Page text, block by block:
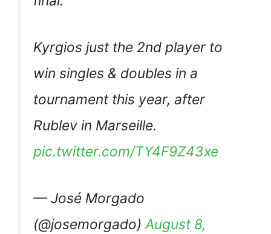
Kyrgios just the 2nd player to
win singles & doubles in a
tournament this year, after
Rublev in Marseille.
pic.twitter.com/TY4F9Z43xe
— José Morgado
(@josemorgado)August 8,